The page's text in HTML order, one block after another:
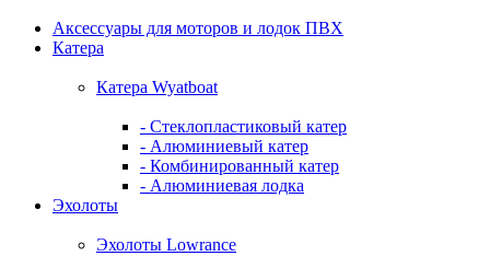
Аксессуары для моторов и лодок ПВХ
Катера
Катера Wyatboat
- Cтеклопластиковый катер
- Алюминиевый катер
- Комбинированный катер
- Алюминиевая лодка
Эхолоты
Эхолоты Lowrance